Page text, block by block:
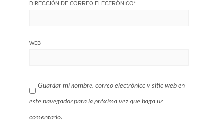
DIRECCIÓN DE CORREO ELECTRÓNICO*
WEB
Guardar mi nombre, correo electrónico y sitio web en
este navegador para la próxima vez que haga un
comentario.